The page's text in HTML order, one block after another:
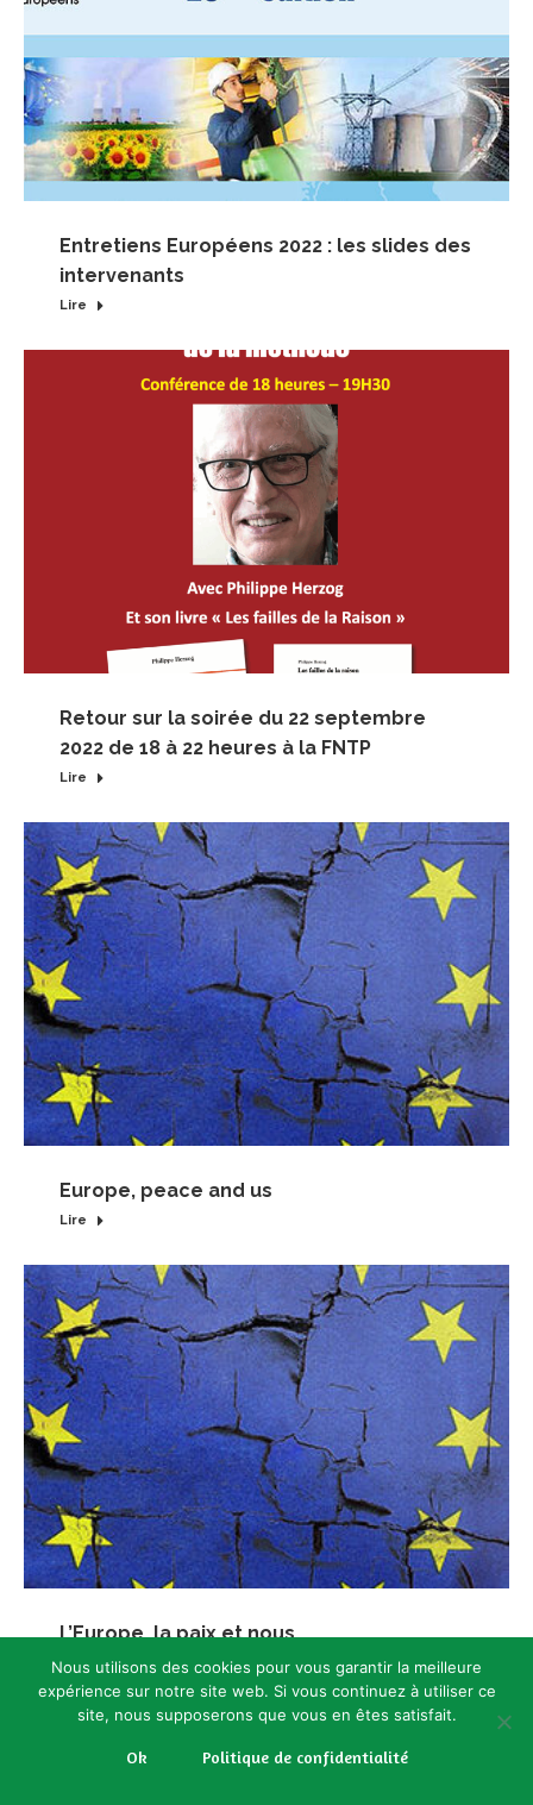
Entretiens Européens 2022 : les slides des
intervenants
Lire
Retour sur la soirée du 22 septembre
2022 de 18 à 22 heures à la FNTP
Lire
Europe, peace and us
Lire
L’Europe, la paix et nous
Lire
Nous utilisons des cookies pour vous garantir la meilleure
expérience sur notre site web. Si vous continuez à utiliser ce
site, nous supposerons que vous en êtes satisfait.
Ok Politique de confidentialité